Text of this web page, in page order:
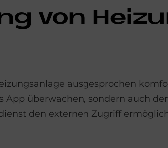
von
ausgesprochen
App überwachen, sondern auch
den externen Zugriff